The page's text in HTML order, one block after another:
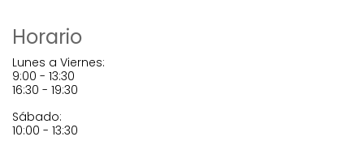
Horario
Lunes a Viernes:
9:00 - 13:30
16:30 - 19:30
Sábado:
10:00 - 13:30